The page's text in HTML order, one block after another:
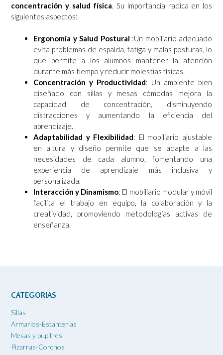
concentración y salud física . Su importancia radica en los
siguientes aspectos:
Ergonomía y Salud Postural :Un mobiliario adecuado
evita problemas de espalda, fatiga y malas posturas, lo
que permite a los alumnos mantener la atención
durante más tiempo y reducir molestias físicas.
Concentración y Productividad: Un ambiente bien
diseñado con sillas y mesas cómodas mejora la
capacidad de concentración, disminuyendo
distracciones y aumentando la eficiencia del
aprendizaje.
Adaptabilidad y Flexibilidad: El mobiliario ajustable
en altura y diseño permite que se adapte a las
necesidades de cada alumno, fomentando una
experiencia de aprendizaje más inclusiva y
personalizada.
Interacción y Dinamismo: El mobiliario modular y móvil
facilita el trabajo en equipo, la colaboración y la
creatividad, promoviendo metodologías activas de
enseñanza.
CATEGORIAS
Sillas
Armarios-Estanterías
Mesas y pupitres
Pizarras-Corchos